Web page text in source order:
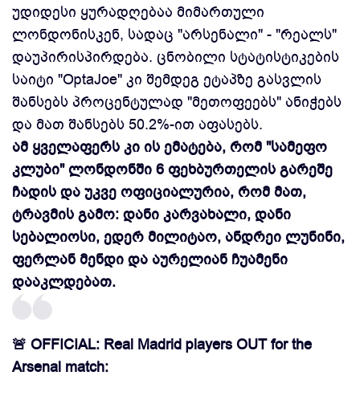
უდიდესი ყურადღებაა მიმართული
ლონდონისკენ, სადაც "არსენალი" - "რეალს"
დაუპირისპირდება. ცნობილი სტატისტიკების
საიტი "OptaJoe" კი შემდეგ ეტაპზე გასვლის
შანსებს პროცენტულად "მეთოფეებს" ანიჭებს
და მათ შანსებს 50.2%-ით აფასებს.
ამ ყველაფერს კი ის ემატება, რომ "სამეფო
კლუბი" ლონდონში 6 ფეხბურთელის გარეშე
ჩადის და უკვე ოფიციალურია, რომ მათ,
ტრავმის გამო: დანი კარვახალი, დანი
სებალიოსი, ედერ მილიტაო, ანდრეი ლუნინი,
ფერლან მენდი და აურელიან ჩუამენი
დააკლდებათ.
🚨 OFFICIAL: Real Madrid players OUT for the
Arsenal match: